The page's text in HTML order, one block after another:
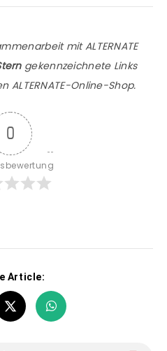
mit ALTERNATE
gekennzeichnete Links
ALTERNATE-Online-Shop.
0
Article: